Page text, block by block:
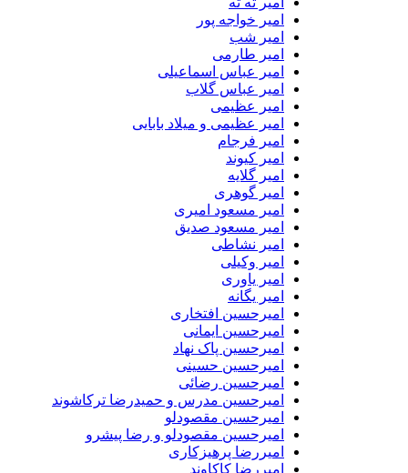
امیر خواجه پور
امیر شب
امیر طارمی
امیر عباس اسماعیلی
امیر عباس گلاب
امیر عظیمی
امیر عظیمی و میلاد بابایی
امیر فرجام
امیر کیوند
امیر گلایه
امیر گوهری
امیر مسعود امیری
امیر مسعود صدیق
امیر نشاطی
امیر وکیلی
امیر یاوری
امیر یگانه
امیرحسین افتخاری
امیرحسین ایمانی
امیرحسین پاک نهاد
امیرحسین حسینی
امیرحسین رضائی
امیرحسین مدرس و حمیدرضا ترکاشوند
امیرحسین مقصودلو
امیرحسین مقصودلو و رضا پیشرو
امیررضا پرهیزکاری
امیررضا کاکاوند